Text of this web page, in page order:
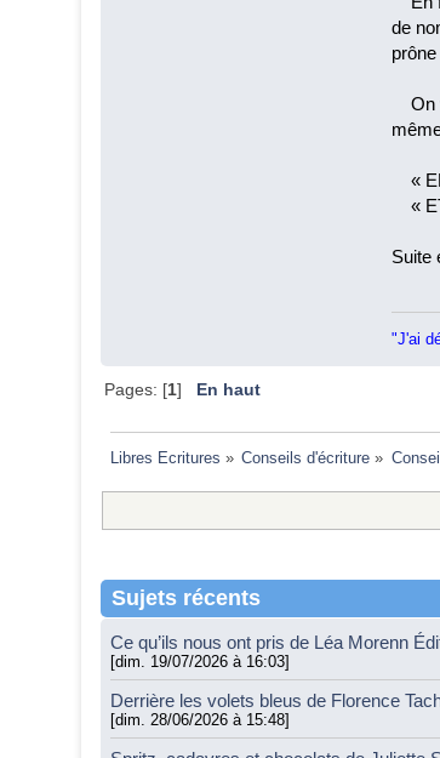
de
On
«
«
Suite
"J'ai
Pages: [1] En haut
Libres Ecritures » Conseils d'écriture »
Sujets récents
Ce qu’ils nous ont pris de Léa Morenn
[dim. 19/07/2026 à 16:03]
Derrière les volets bleus de Florence
[dim. 28/06/2026 à 15:48]